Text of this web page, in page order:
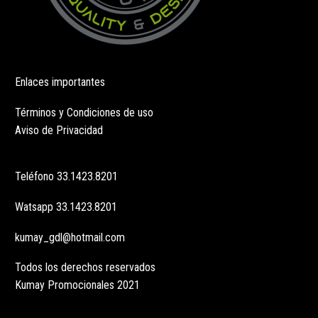
Enlaces importantes
Términos y Condiciones de uso
Aviso de Privacidad
Teléfono 33.1423.8201
Watsapp 33.1423.8201
kumay_gdl@hotmail.com
Todos los derechos reservados
Kumay Promocionales 2021